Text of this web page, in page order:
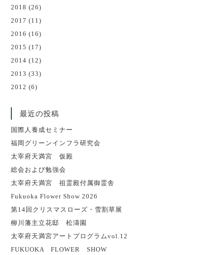
2018 (26)
2017 (11)
2016 (16)
2015 (17)
2014 (12)
2013 (33)
2012 (6)
最近の投稿
国際人養成セミナー
福岡グリーンインフラ研究会
太宰府天満宮 仮殿
総会および勉強会
太宰府天満宮 祖霊殿付属御霊舎
Fukuoka Flower Show 2026
第14回クリスマスローズ・雪割草展
柳川藩主立花邸 松濤園
太宰府天満宮アートプログラムvol.12
FUKUOKA FLOWER SHOW